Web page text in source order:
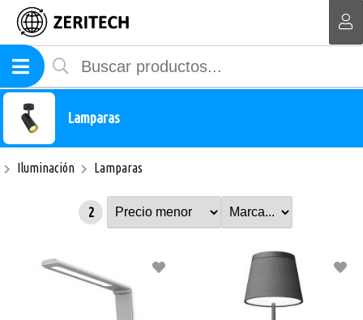
Lamparas
Iluminación Lamparas
2